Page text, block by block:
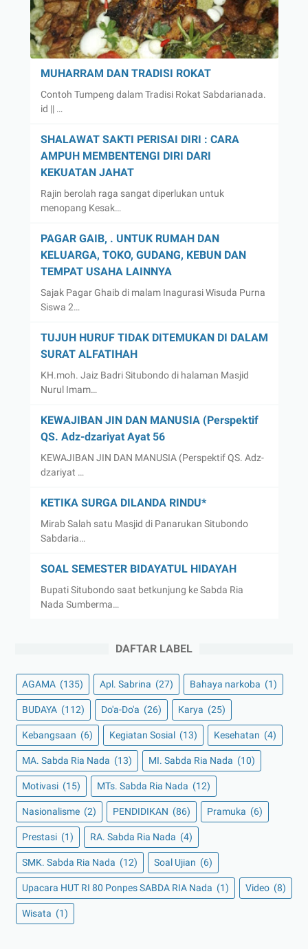
MUHARRAM DAN TRADISI ROKAT
Contoh Tumpeng dalam Tradisi Rokat Sabdarianada.
id || …
SHALAWAT SAKTI PERISAI DIRI : CARA
AMPUH MEMBENTENGI DIRI DARI
KEKUATAN JAHAT
Rajin berolah raga sangat diperlukan untuk
menopang Kesak…
PAGAR GAIB, . UNTUK RUMAH DAN
KELUARGA, TOKO, GUDANG, KEBUN DAN
TEMPAT USAHA LAINNYA
Sajak Pagar Ghaib di malam Inagurasi Wisuda Purna
Siswa 2…
TUJUH HURUF TIDAK DITEMUKAN DI DALAM
SURAT ALFATIHAH
KH.moh. Jaiz Badri Situbondo di halaman Masjid
Nurul Imam…
KEWAJIBAN JIN DAN MANUSIA (Perspektif
QS. Adz-dzariyat Ayat 56
KEWAJIBAN JIN DAN MANUSIA (Perspektif QS. Adz-
dzariyat …
KETIKA SURGA DILANDA RINDU*
Mirab Salah satu Masjid di Panarukan Situbondo
Sabdaria…
SOAL SEMESTER BIDAYATUL HIDAYAH
Bupati Situbondo saat betkunjung ke Sabda Ria
Nada Sumberma…
DAFTAR LABEL
AGAMA (135) Apl. Sabrina (27) Bahaya narkoba (1)
BUDAYA (112) Do'a-Do'a (26) Karya (25)
Kebangsaan (6) Kegiatan Sosial (13) Kesehatan (4)
MA. Sabda Ria Nada (13) MI. Sabda Ria Nada (10)
Motivasi (15) MTs. Sabda Ria Nada (12)
Nasionalisme (2) PENDIDIKAN (86) Pramuka (6)
Prestasi (1) RA. Sabda Ria Nada (4)
SMK. Sabda Ria Nada (12) Soal Ujian (6)
Upacara HUT RI 80 Ponpes SABDA RIA Nada (1) Video (8)
Wisata (1)